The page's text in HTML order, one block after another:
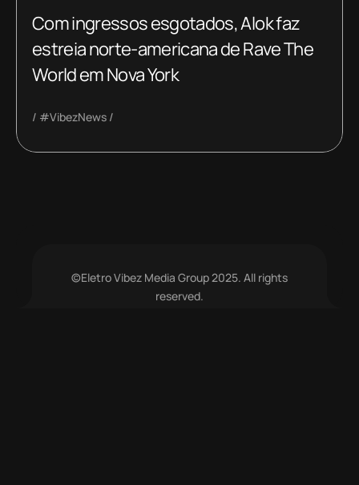
Com ingressos esgotados, Alok faz
estreia norte-americana de Rave The
World em Nova York
#VibezNews
©Eletro Vibez Media Group 2025. All rights
reserved.